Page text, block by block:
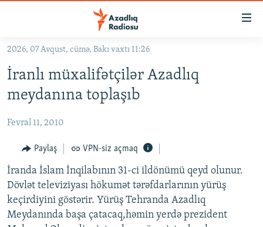
Əsas
qayıt
Əsas
naviqasiyaya
qayıt
KORRUPSIOMETR
#ƏSLINDƏ
FƏRQƏ BAX
QANUNI DOĞRU
ARAŞDIRMA
MULTIMEDIA
2026, 07 Avqust, cümə, Bakı vaxtı 11:26
İranlı müxalifətçilər Azadlıq
meydanına toplaşıb
Fevral 11, 2010
Paylaş VPN-siz açmaq
İranda İslam İnqilabının 31-ci ildönümü qeyd olunur.
Dövlət televiziyası hökumət tərəfdarlarının yürüş
keçirdiyini göstərir. Yürüş Tehranda Azadlıq
Meydanında başa çatacaq,həmin yerdə prezident